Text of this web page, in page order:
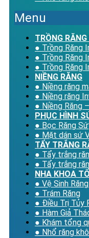
Menu
TRỒNG
● Trồng Răng
● Trồng Răng
● Trồng Răng
NIỀNG RĂNG
● Niềng răng
● Niềng răng
● Niềng Răng
PHỤC HÌNH
● Bọc Răng Sứ
● Mặt dán sứ
TẨY TRẮNG
● Tẩy trắng
● Tẩy trắng
NHA KHOA
● Vệ Sinh
● Trám Răng
● Điều Trị Tủy
● Hàm Giả
● Khám tổng
● Nhổ răng